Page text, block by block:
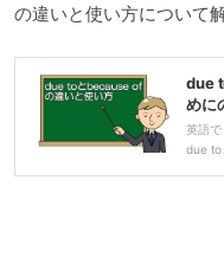
の違いと使い方について
due
めに
英語で
due to